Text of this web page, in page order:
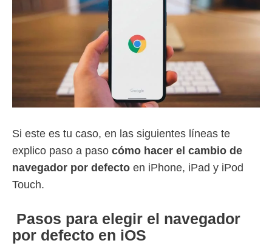
Si este es tu caso, en las siguientes líneas te
explico paso a paso cómo hacer el cambio de
navegador por defecto en iPhone, iPad y iPod
Touch.
Pasos para elegir el navegador
por defecto en iOS